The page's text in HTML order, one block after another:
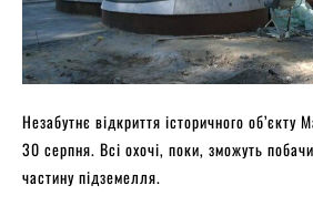
Незабутнє відкриття історичного об’єкту
30 серпня. Всі охочі, поки, зможуть
частину підземелля.